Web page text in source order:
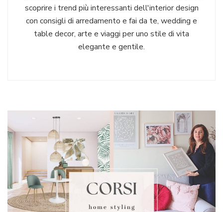
scoprire i trend più interessanti dell'interior design
con consigli di arredamento e fai da te, wedding e
table decor, arte e viaggi per uno stile di vita
elegante e gentile.